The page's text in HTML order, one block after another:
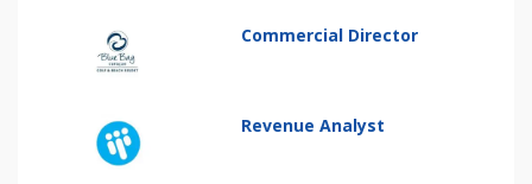
Commercial Director
Revenue Analyst